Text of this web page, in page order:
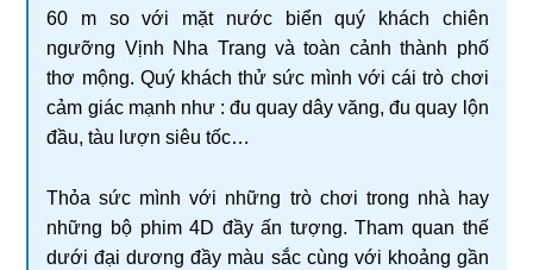
60 m so với mặt nước biển quý khách chiên
ngưỡng Vịnh Nha Trang và toàn cảnh thành phố
thơ mộng. Quý khách thử sức mình với cái trò chơi
cảm giác mạnh như : đu quay dây văng, đu quay lộn
đầu, tàu lượn siêu tốc…
Thỏa sức mình với những trò chơi trong nhà hay
những bộ phim 4D đầy ấn tượng. Tham quan thế
dưới đại dương đầy màu sắc cùng với khoảng gần